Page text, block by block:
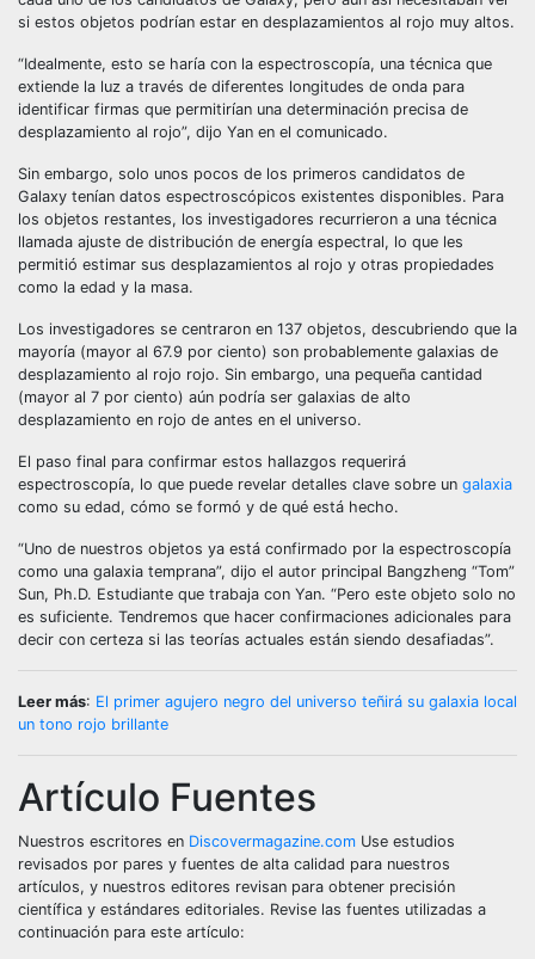
si estos objetos podrían estar en desplazamientos al rojo muy altos.
“Idealmente, esto se haría con la espectroscopía, una técnica que
extiende la luz a través de diferentes longitudes de onda para
identificar firmas que permitirían una determinación precisa de
desplazamiento al rojo”, dijo Yan en el comunicado.
Sin embargo, solo unos pocos de los primeros candidatos de
Galaxy tenían datos espectroscópicos existentes disponibles. Para
los objetos restantes, los investigadores recurrieron a una técnica
llamada ajuste de distribución de energía espectral, lo que les
permitió estimar sus desplazamientos al rojo y otras propiedades
como la edad y la masa.
Los investigadores se centraron en 137 objetos, descubriendo que la
mayoría (mayor al 67.9 por ciento) son probablemente galaxias de
desplazamiento al rojo rojo. Sin embargo, una pequeña cantidad
(mayor al 7 por ciento) aún podría ser galaxias de alto
desplazamiento en rojo de antes en el universo.
El paso final para confirmar estos hallazgos requerirá
espectroscopía, lo que puede revelar detalles clave sobre un galaxia
como su edad, cómo se formó y de qué está hecho.
“Uno de nuestros objetos ya está confirmado por la espectroscopía
como una galaxia temprana”, dijo el autor principal Bangzheng “Tom”
Sun, Ph.D. Estudiante que trabaja con Yan. “Pero este objeto solo no
es suficiente. Tendremos que hacer confirmaciones adicionales para
decir con certeza si las teorías actuales están siendo desafiadas”.
Leer más: El primer agujero negro del universo teñirá su galaxia local
un tono rojo brillante
Artículo Fuentes
Nuestros escritores en Discovermagazine.com Use estudios
revisados por pares y fuentes de alta calidad para nuestros
artículos, y nuestros editores revisan para obtener precisión
científica y estándares editoriales. Revise las fuentes utilizadas a
continuación para este artículo: